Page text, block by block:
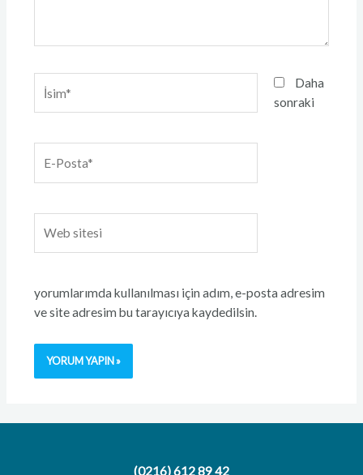
Posta*
sitesi
Daha
sonraki
yorumlarımda kullanılması için adım, e-posta adresim
ve site adresim bu tarayıcıya kaydedilsin.
(0216) 612 89 42